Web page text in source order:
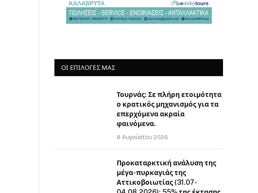
ΟΙ ΕΠΙΛΟΓΈΣ ΜΑΣ
Τουρνάς: Σε πλήρη ετοιμότητα
ο κρατικός μηχανισμός για τα
επερχόμενα ακραία
φαινόμενα.
8 Αυγούστου 2026
Προκαταρκτική ανάλυση της
μέγα-πυρκαγιάς της
Αττικοβοιωτίας (31.07-